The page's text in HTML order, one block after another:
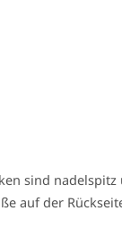
sind
auf der